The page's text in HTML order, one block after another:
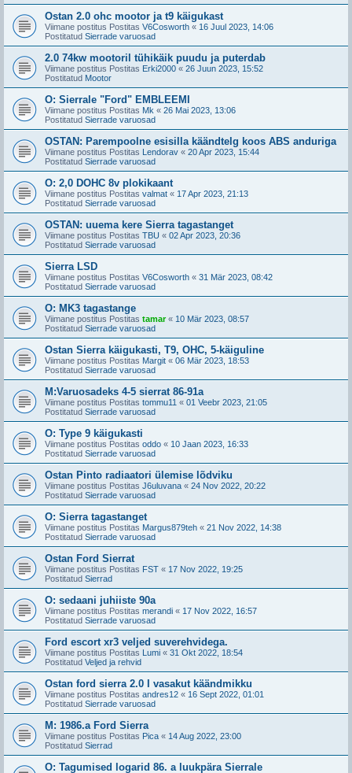
Ostan 2.0 ohc mootor ja t9 käigukast
Viimane postitus Postitas V6Cosworth « 16 Juul 2023, 14:06
Postitatud Sierrade varuosad
2.0 74kw mootoril tühikäik puudu ja puterdab
Viimane postitus Postitas Erki2000 « 26 Juun 2023, 15:52
Postitatud Mootor
O: Sierrale "Ford" EMBLEEMI
Viimane postitus Postitas Mk « 26 Mai 2023, 13:06
Postitatud Sierrade varuosad
OSTAN: Parempoolne esisilla käändtelg koos ABS anduriga
Viimane postitus Postitas Lendorav « 20 Apr 2023, 15:44
Postitatud Sierrade varuosad
O: 2,0 DOHC 8v plokikaant
Viimane postitus Postitas valmat « 17 Apr 2023, 21:13
Postitatud Sierrade varuosad
OSTAN: uuema kere Sierra tagastanget
Viimane postitus Postitas TBU « 02 Apr 2023, 20:36
Postitatud Sierrade varuosad
Sierra LSD
Viimane postitus Postitas V6Cosworth « 31 Mär 2023, 08:42
Postitatud Sierrade varuosad
O: MK3 tagastange
Viimane postitus Postitas tamar« 10 Mär 2023, 08:57
Postitatud Sierrade varuosad
Ostan Sierra käigukasti, T9, OHC, 5-käiguline
Viimane postitus Postitas Margit « 06 Mär 2023, 18:53
Postitatud Sierrade varuosad
M:Varuosadeks 4-5 sierrat 86-91a
Viimane postitus Postitas tommu11 « 01 Veebr 2023, 21:05
Postitatud Sierrade varuosad
O: Type 9 käigukasti
Viimane postitus Postitas oddo « 10 Jaan 2023, 16:33
Postitatud Sierrade varuosad
Ostan Pinto radiaatori ülemise lõdviku
Viimane postitus Postitas J6uluvana « 24 Nov 2022, 20:22
Postitatud Sierrade varuosad
O: Sierra tagastanget
Viimane postitus Postitas Margus879teh « 21 Nov 2022, 14:38
Postitatud Sierrade varuosad
Ostan Ford Sierrat
Viimane postitus Postitas FST « 17 Nov 2022, 19:25
Postitatud Sierrad
O: sedaani juhiiste 90a
Viimane postitus Postitas merandi « 17 Nov 2022, 16:57
Postitatud Sierrade varuosad
Ford escort xr3 veljed suverehvidega.
Viimane postitus Postitas Lumi « 31 Okt 2022, 18:54
Postitatud Veljed ja rehvid
Ostan ford sierra 2.0 I vasakut käändmikku
Viimane postitus Postitas andres12 « 16 Sept 2022, 01:01
Postitatud Sierrade varuosad
M: 1986.a Ford Sierra
Viimane postitus Postitas Pica « 14 Aug 2022, 23:00
Postitatud Sierrad
O: Tagumised logarid 86. a luukpära Sierrale